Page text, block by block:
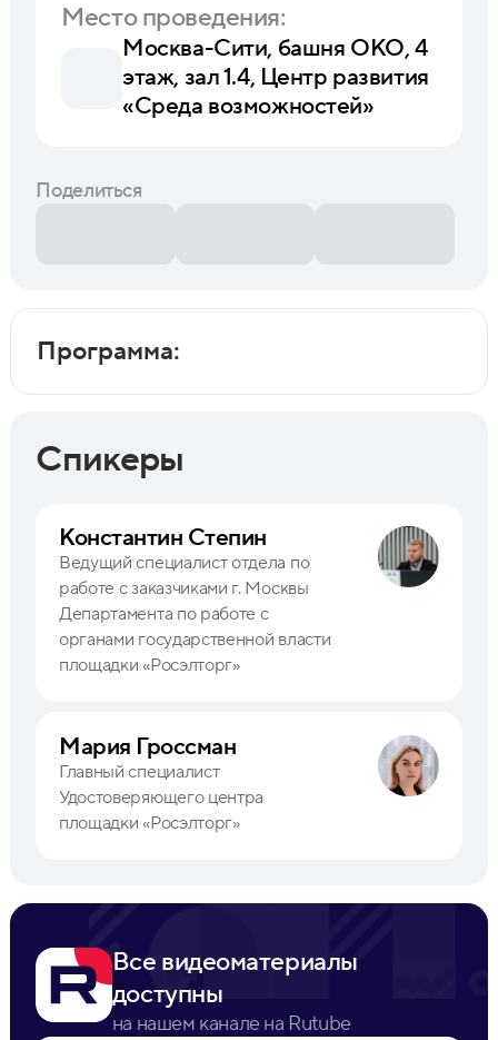
Место проведения:
Москва-Сити, башня ОКО, 4
этаж, зал 1.4, Центр развития
«Среда возможностей»
Поделиться
Программа:
Спикеры
Константин Степин
Ведущий специалист отдела по
работе с заказчиками г. Москвы
Департамента по работе с
органами государственной власти
площадки «Росэлторг»
Мария Гроссман
Главный специалист
Удостоверяющего центра
площадки «Росэлторг»
Все видеоматериалы
доступны
на нашем канале на Rutube